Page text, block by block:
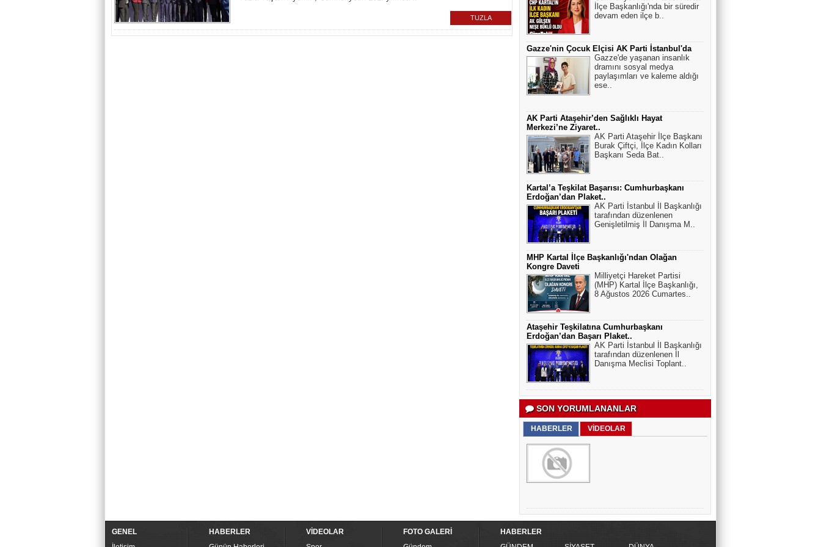
TUZLA
İlçe Başkanlığı'nda bir süredir
devam eden ilçe b..
Gazze'nin Çocuk Elçisi AK Parti İstanbul'da
Gazze'de yaşanan insanlık
dramını sosyal medya
paylaşımları ve kaleme aldığı
ese..
AK Parti Ataşehir’den Sağlıklı Hayat
Merkezi’ne Ziyaret..
AK Parti Ataşehir İlçe Başkanı
Burak Çiftçi, İlçe Kadın Kolları
Başkanı Seda Bat..
Kartal’a Teşkilat Başarısı: Cumhurbaşkanı
Erdoğan’dan Plaket..
AK Parti İstanbul İl Başkanlığı
tarafından düzenlenen
Genişletilmiş İl Danışma M..
MHP Kartal İlçe Başkanlığı'ndan Olağan
Kongre Daveti
Milliyetçi Hareket Partisi
(MHP) Kartal İlçe Başkanlığı,
8 Ağustos 2026 Cumartes..
Ataşehir Teşkilatına Cumhurbaşkanı
Erdoğan’dan Başarı Plaket..
AK Parti İstanbul İl Başkanlığı
tarafından düzenlenen İl
Danışma Meclisi Toplant..
SON YORUMLANANLAR
HABERLER VİDEOLAR
GENEL
HABERLER
VİDEOLAR
FOTO GALERİ
HABERLER